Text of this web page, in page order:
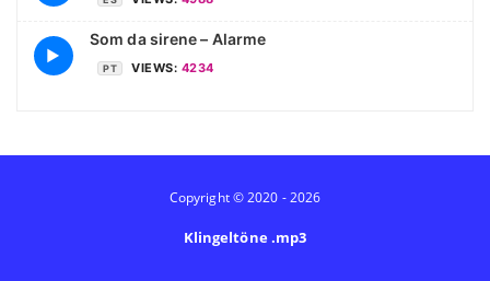
▶
Som da sirene – Alarme
PT VIEWS: 4234
Copyright © 2020 - 2026
Klingeltöne .mp3